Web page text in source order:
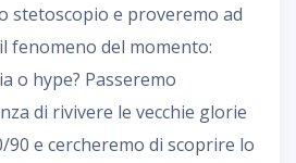
stetoscopio e proveremo ad
fenomeno del momento:
o hype? Passeremo
di rivivere le vecchie glorie
90 e cercheremo di scoprire lo